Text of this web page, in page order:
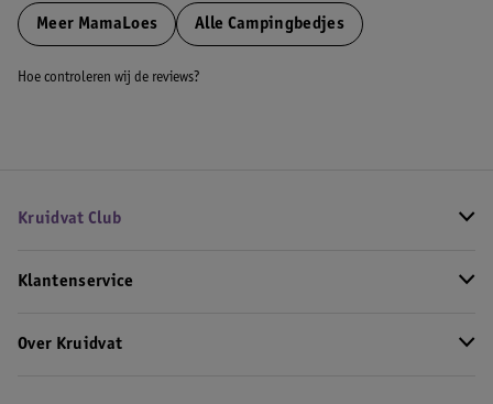
Meer MamaLoes Alle Campingbedjes
Hoe controleren wij de reviews?
Kruidvat Club
Klantenservice
Over Kruidvat